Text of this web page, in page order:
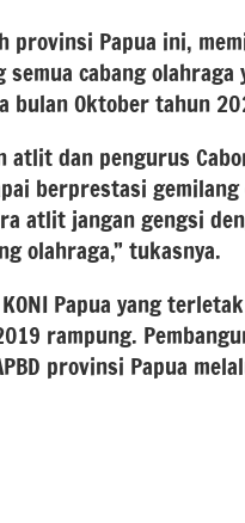
provinsi Papua ini,
cabang
bulan Oktober tahun
dan pengurus
berprestasi gemilang
atlit jangan gengsi
olahraga,” tukasnya.
Papua yang
rampung.
provinsi Papua